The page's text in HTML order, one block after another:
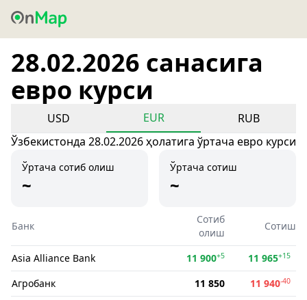
28.02.2026 санасига
евро курси
USD EUR
RUB
Ўзбекистонда 28.02.2026 ҳолатига ўртача евро курси
Ўртача сотиб олиш
~
Ўртача сотиш
~
Банк
Сотиб
олиш
Сотиш
Asia Alliance Bank 11 900+5 11 965+15
Агробанк 11 850 11 940-40